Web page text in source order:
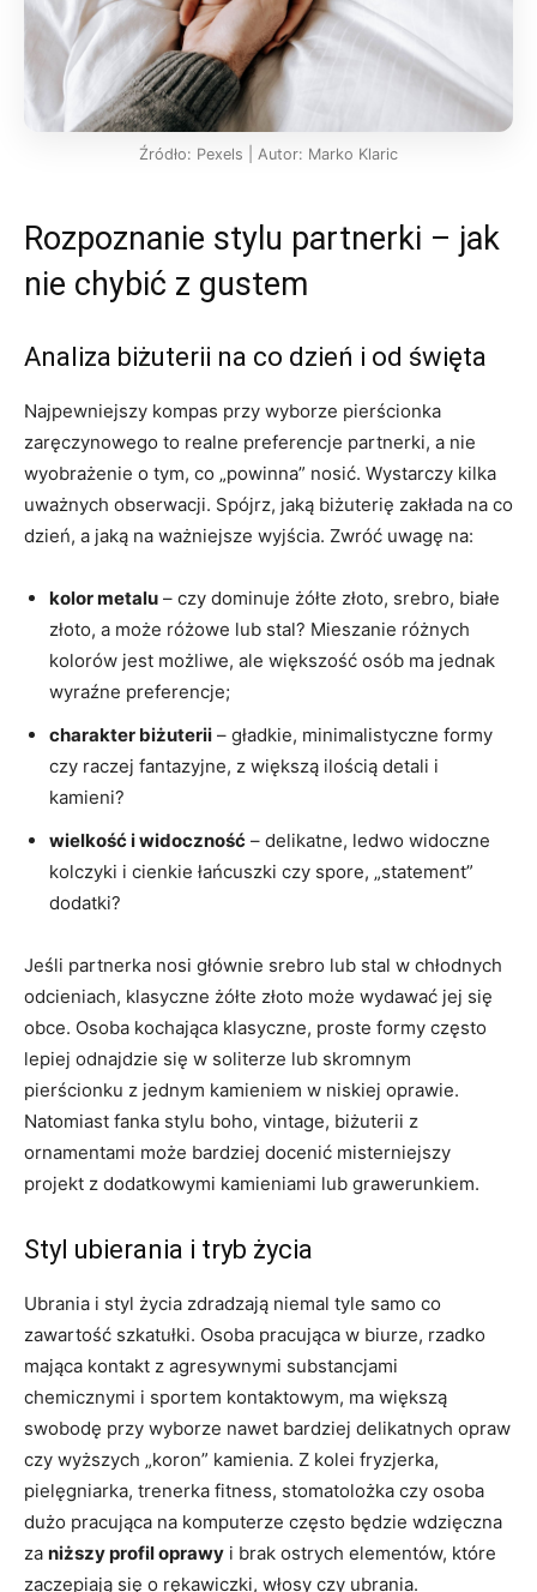
Źródło: Pexels | Autor: Marko Klaric
Rozpoznanie stylu partnerki – jak
nie chybić z gustem
Analiza biżuterii na co dzień i od święta
Najpewniejszy kompas przy wyborze pierścionka
zaręczynowego to realne preferencje partnerki, a nie
wyobrażenie o tym, co „powinna” nosić. Wystarczy kilka
uważnych obserwacji. Spójrz, jaką biżuterię zakłada na co
dzień, a jaką na ważniejsze wyjścia. Zwróć uwagę na:
kolor metalu – czy dominuje żółte złoto, srebro, białe
złoto, a może różowe lub stal? Mieszanie różnych
kolorów jest możliwe, ale większość osób ma jednak
wyraźne preferencje;
charakter biżuterii – gładkie, minimalistyczne formy
czy raczej fantazyjne, z większą ilością detali i
kamieni?
wielkość i widoczność – delikatne, ledwo widoczne
kolczyki i cienkie łańcuszki czy spore, „statement”
dodatki?
Jeśli partnerka nosi głównie srebro lub stal w chłodnych
odcieniach, klasyczne żółte złoto może wydawać jej się
obce. Osoba kochająca klasyczne, proste formy często
lepiej odnajdzie się w soliterze lub skromnym
pierścionku z jednym kamieniem w niskiej oprawie.
Natomiast fanka stylu boho, vintage, biżuterii z
ornamentami może bardziej docenić misterniejszy
projekt z dodatkowymi kamieniami lub grawerunkiem.
Styl ubierania i tryb życia
Ubrania i styl życia zdradzają niemal tyle samo co
zawartość szkatułki. Osoba pracująca w biurze, rzadko
mająca kontakt z agresywnymi substancjami
chemicznymi i sportem kontaktowym, ma większą
swobodę przy wyborze nawet bardziej delikatnych opraw
czy wyższych „koron” kamienia. Z kolei fryzjerka,
pielęgniarka, trenerka fitness, stomatolożka czy osoba
dużo pracująca na komputerze często będzie wdzięczna
za niższy profil oprawy i brak ostrych elementów, które
zaczepiają się o rękawiczki, włosy czy ubrania.